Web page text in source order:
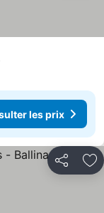
les prix
Partager